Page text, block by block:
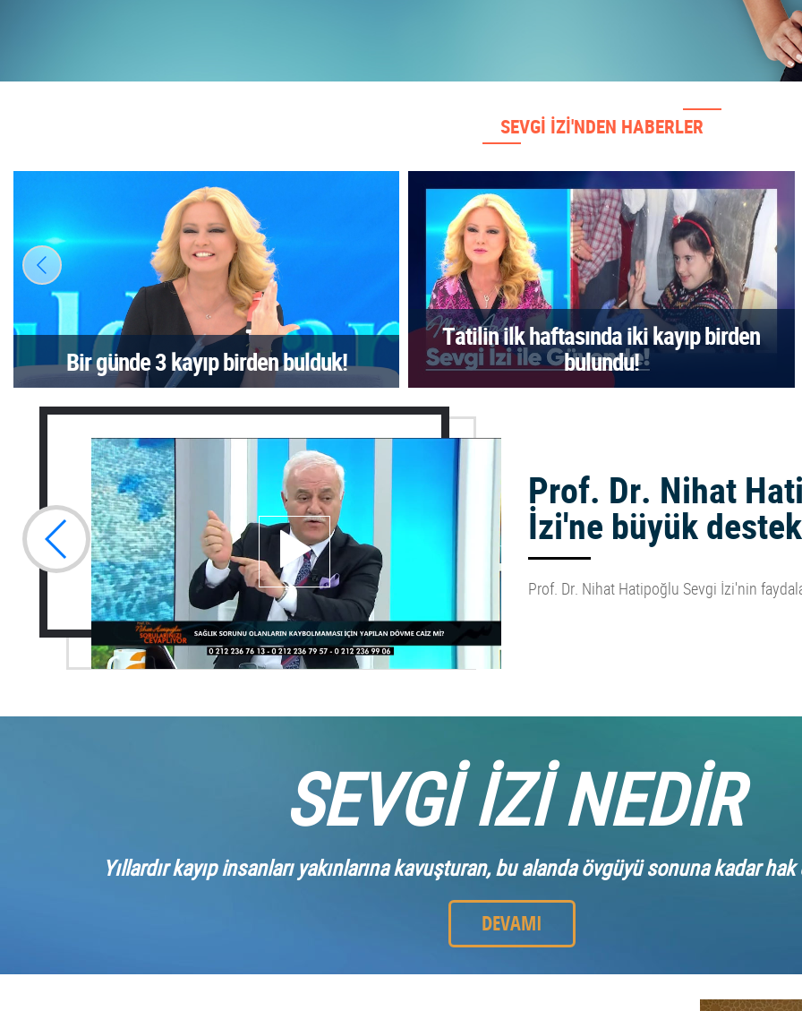
SEVGİ İZİ'NDEN HABERLER
Bir günde 3 kayıp birden bulduk!
Tatilin ilk haftasında iki kayıp birden
bulundu!
Prof. Dr. Nihat
İzi'ne büyük destek
Prof. Dr. Nihat Hatipoğlu Sevgi İzi'nin
SEVGİ İZİ NEDİR
Yıllardır kayıp insanları yakınlarına kavuşturan, bu alanda övgüyü sonuna kadar
DEVAMI